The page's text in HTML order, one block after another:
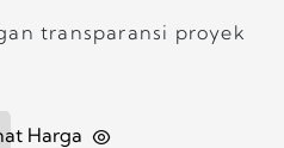
transparansi proyek
Harga